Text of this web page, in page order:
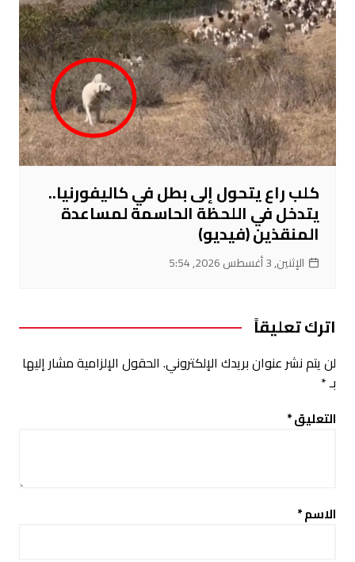
كلب راع يتحول إلى بطل في كاليفورنيا..
يتدخل في اللحظة الحاسمة لمساعدة
المنقذين (فيديو)
الإثنين, 3 أغسطس 2026, 5:54
اترك تعليقاً
لن يتم نشر عنوان بريدك الإلكتروني. الحقول الإلزامية مشار إليها
بـ*
التعليق*
الاسم*